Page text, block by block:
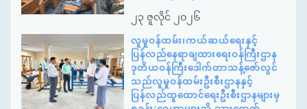
၂၃ ဇူလိုင် ၂၀၂၆
လူမှုဝန်ထမ်း၊ကယ်ဆယ်ရေးနှင့်
ပြန်လည်နေရာချထားရေးဝန်ကြီးဌာန
ဒုတိယဝန်ကြီးဒေါက်တာသန့်ဇော်လွင်
သည်လူမှုဝန်ထမ်းဦးစီးဌာနနှင့်
ပြန်လည်ထူထောင်ရေးဦးစီးဌာနများမှ